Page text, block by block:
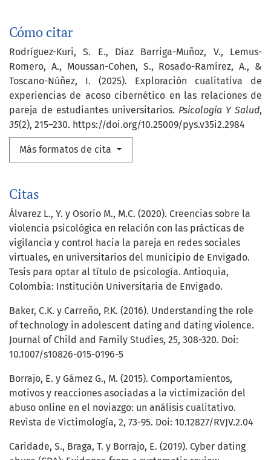
Cómo citar
Rodríguez-Kuri, S. E., Díaz Barriga-Muñoz, V., Lemus-
Romero, A., Moussan-Cohen, S., Rosado-Ramírez, A., &
Toscano-Núñez, I. (2025). Exploración cualitativa de
experiencias de acoso cibernético en las relaciones de
pareja de estudiantes universitarios. Psicología Y Salud,
35(2), 215–230. https://doi.org/10.25009/pys.v35i2.2984
Más formatos de cita
Citas
Álvarez L., Y. y Osorio M., M.C. (2020). Creencias sobre la
violencia psicológica en relación con las prácticas de
vigilancia y control hacia la pareja en redes sociales
virtuales, en universitarios del municipio de Envigado.
Tesis para optar al título de psicología. Antioquia,
Colombia: Institución Universitaria de Envigado.
Baker, C.K. y Carreño, P.K. (2016). Understanding the role
of technology in adolescent dating and dating violence.
Journal of Child and Family Studies, 25, 308-320. Doi:
10.1007/s10826-015-0196-5
Borrajo, E. y Gámez G., M. (2015). Comportamientos,
motivos y reacciones asociadas a la victimización del
abuso online en el noviazgo: un análisis cualitativo.
Revista de Victimología, 2, 73-95. Doi: 10.12827/RVJV.2.04
Caridade, S., Braga, T. y Borrajo, E. (2019). Cyber dating